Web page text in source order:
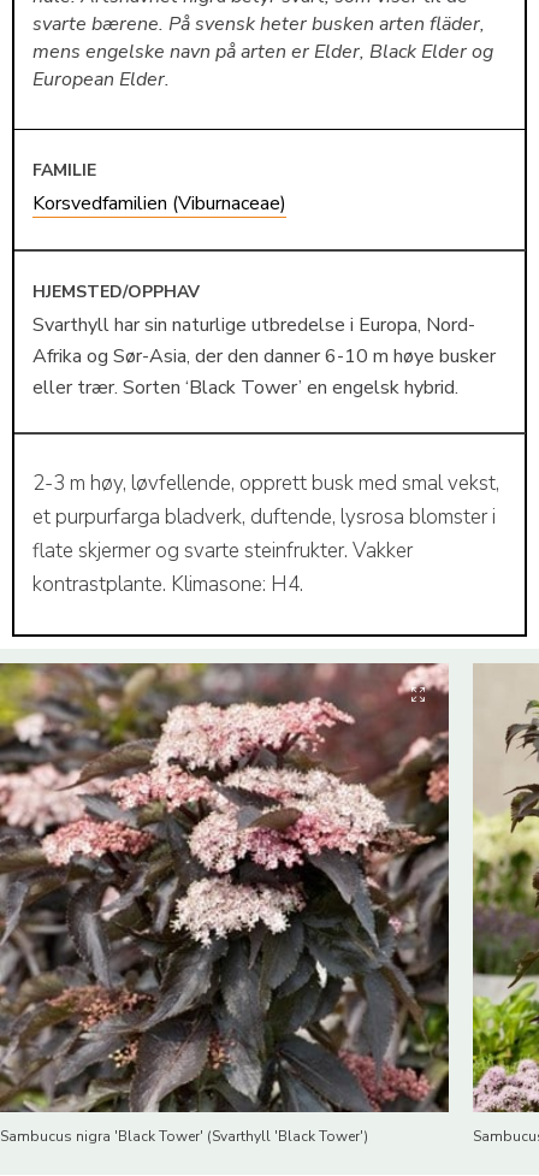
svarte bærene. På svensk heter busken arten fläder,
mens engelske navn på arten er Elder, Black Elder og
European Elder.
FAMILIE
Korsvedfamilien (Viburnaceae)
HJEMSTED/OPPHAV
Svarthyll har sin naturlige utbredelse i Europa, Nord-
Afrika og Sør-Asia, der den danner 6-10 m høye busker
eller trær. Sorten ‘Black Tower’ en engelsk hybrid.
2-3 m høy, løvfellende, opprett busk med smal vekst,
et purpurfarga bladverk, duftende, lysrosa blomster i
flate skjermer og svarte steinfrukter. Vakker
kontrastplante. Klimasone: H4.
Sambucus nigra 'Black Tower' (Svarthyll 'Black Tower')